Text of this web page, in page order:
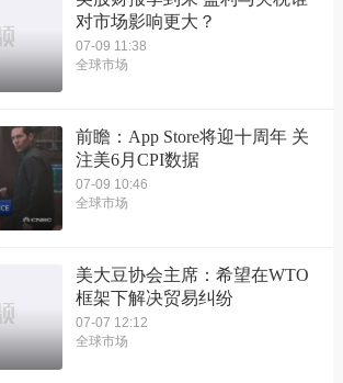
对市场影响更大？
07-09 11:38
全球市场
前瞻：App Store将迎十周年 关
注美6月CPI数据
07-09 10:46
全球市场
美大豆协会主席：希望在WTO
框架下解决贸易纠纷
07-07 12:12
全球市场